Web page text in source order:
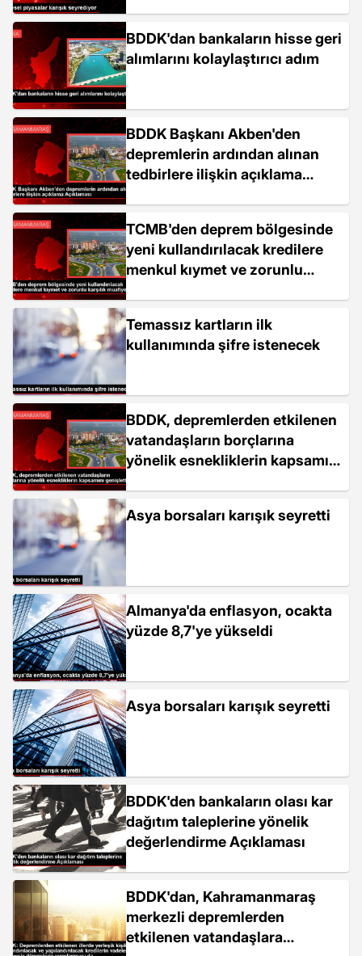
BDDK'dan bankaların hisse geri
alımlarını kolaylaştırıcı adım
BDDK Başkanı Akben'den
depremlerin ardından alınan
tedbirlere ilişkin açıklama
TCMB'den deprem bölgesinde
yeni kullandırılacak kredilere
menkul kıymet ve zorunlu
Temassız kartların ilk
kullanımında şifre istenecek
BDDK, depremlerden etkilenen
vatandaşların borçlarına
yönelik esnekliklerin kapsamını
Asya borsaları karışık seyretti
Almanya'da enflasyon, ocakta
yüzde 8,7'ye yükseldi
Asya borsaları karışık seyretti
BDDK'den bankaların olası kar
dağıtım taleplerine yönelik
değerlendirme Açıklaması
BDDK'dan, Kahramanmaraş
merkezli depremlerden
etkilenen vatandaşlara